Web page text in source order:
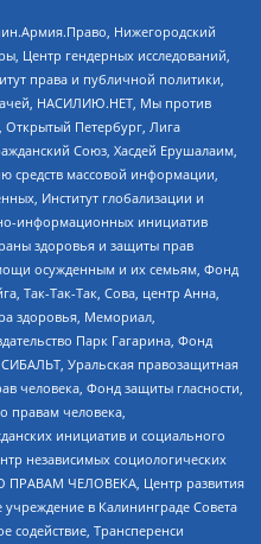
Нижегородский
Центр гендерных исследований,
права и публичной политики,
НАСИЛИЮ.НЕТ, Мы против
Петербург, Лига
Союз, Хасдей Ерушалаим,
средств массовой информации,
Институт глобализации и
информационных инициатив
здоровья и защиты прав
осужденным и их семьям, Фонд
Так-Так-Так, Сова, центр Анна,
здоровья, Мемориал,
Парк Гагарина, Фонд
Уральская правозащитная
человека, Фонд защиты гласности,
правам человека,
инициатив и социального
независимых социологических
ПРАВАМ ЧЕЛОВЕКА, Центр развития
в Калининграде Совета
содействие, Трансперенси